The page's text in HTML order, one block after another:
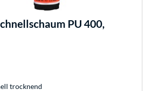
PU 400,
trocknend